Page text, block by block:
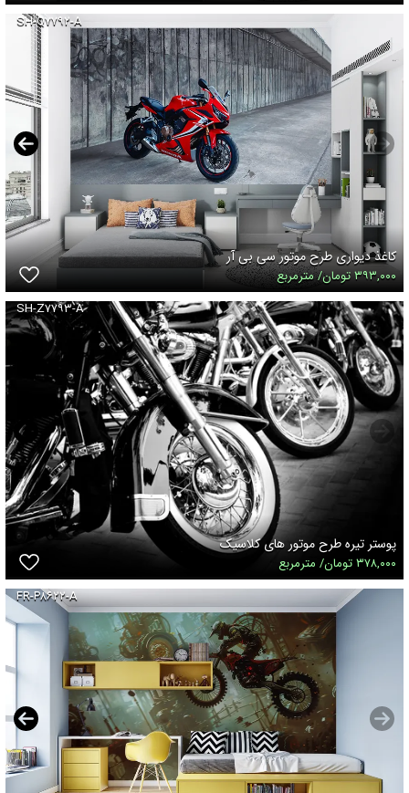
SH-Q۷۷۹۲-A
کاغذ دیواری طرح موتور سی بی آر
۳۹۳,۰۰۰ تومان/ مترمربع
SH-Z۷۷۹۳-A
پوستر تیره طرح موتور های کلاسیک
۳۷۸,۰۰۰ تومان/ مترمربع
FR-P۸۶۲۲-A